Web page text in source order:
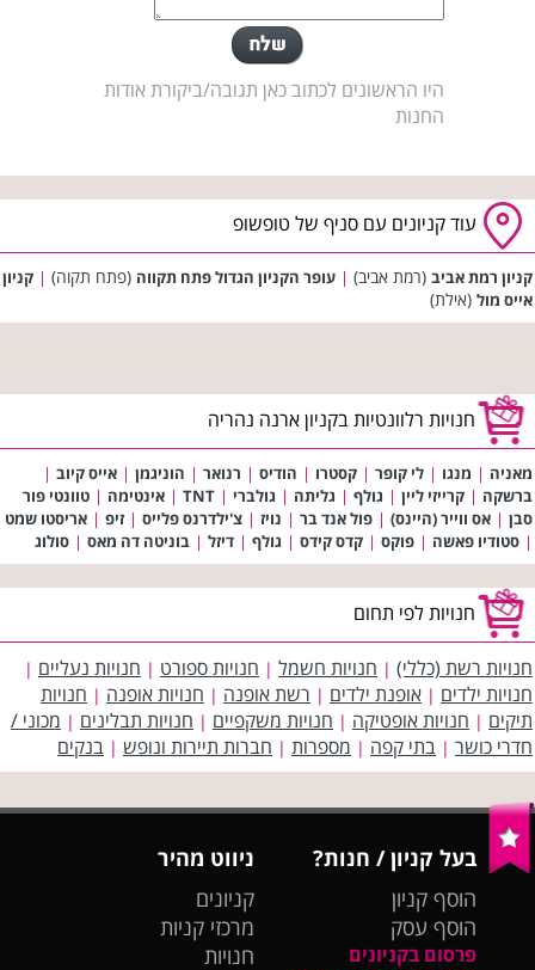
היו הראשונים לכתוב כאן תגובה/ביקורת אודות
החנות
עוד קניונים עם סניף של טופשופ
קניון רמת אביב (רמת אביב) | עופר הקניון הגדול פתח תקווה (פתח תקוה) | קניון
אייס מול (אילת)
חנויות רלוונטיות בקניון ארנה נהריה
מאניה | מנגו | לי קופר | קסטרו | הודיס | רנואר | הוניגמן | אייס קיוב |
ברשקה | קרייזי ליין | גולף | גליתה | גולברי |
TNT
| אינטימה | טוונטי פור
סבן | אס ווייר (היינס) | פול אנד בר | נויז | צ'ילדרנס פלייס | זיפ | אריסטו שמט
| סטודיו פאשה | פוקס | קדס קידס | גולף | דיזל | בוניטה דה מאס | סולוג
חנויות לפי תחום
חנויות רשת (כללי) | חנויות חשמל | חנויות ספורט | חנויות נעליים |
חנויות ילדים | אופנת ילדים | רשת אופנה | חנויות אופנה | חנויות
תיקים | חנויות אופטיקה | חנויות משקפיים | חנויות תבלינים | מכוני /
חדרי כושר | בתי קפה | מספרות | חברות תיירות ונופש | בנקים
בעל קניון / חנות?
הוסף קניון
הוסף עסק
פרסום בקניונים
ניווט מהיר
קניונים
מרכזי קניות
חנויות